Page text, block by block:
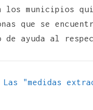
los municipios
que se
ayuda al
"medidas